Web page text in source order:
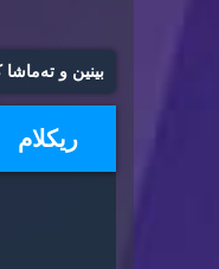
بینین و
ریكلام